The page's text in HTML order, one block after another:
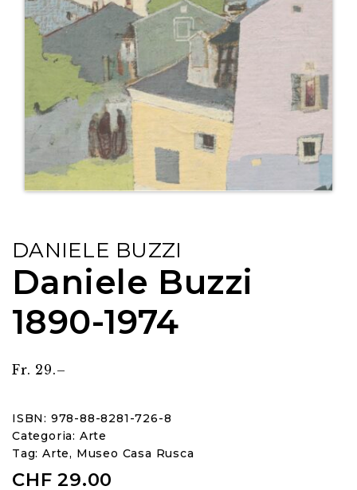
DANIELE BUZZI
Daniele Buzzi
1890-1974
Fr. 29.–
ISBN: 978-88-8281-726-8
Categoria: Arte
Tag: Arte, Museo Casa Rusca
CHF 29.00